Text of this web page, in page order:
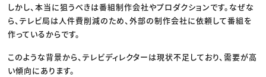
しかし、本当に狙うべきは番組制作会社やプロダクションです。なぜな
ら、テレビ局は人件費削減のため、外部の制作会社に依頼して番組を
作っているからです。
このような背景から、テレビディレクターは現状不足しており、需要が高
い傾向にあります。